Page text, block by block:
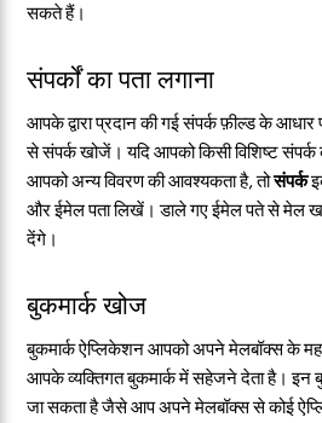
सकते हैं।
संपर्कों का पता लगाना
आपके द्वारा प्रदान की गई संपर्क फ़ील्ड के
से संपर्क खोजें। यदि आपको किसी विशिष्ट
आपको अन्य विवरण की आवश्यकता है, तोसंपर्क
और ईमेल पता लिखें। डाले गए ईमेल पते से मेल
देंगे।
बुकमार्क खोज
बुकमार्क ऐप्लिकेशन आपको अपने मेलबॉक्स के
आपके व्यक्तिगत बुकमार्क में सहेजने देता है। इन
जा सकता है जैसे आप अपने मेलबॉक्स से कोई